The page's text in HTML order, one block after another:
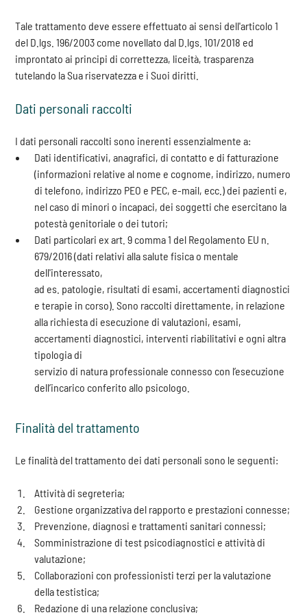
Tale trattamento deve essere effettuato ai sensi dell'articolo 1
del D.lgs. 196/2003 come novellato dal D.lgs. 101/2018 ed
improntato ai principi di correttezza, liceità, trasparenza
tutelando la Sua riservatezza e i Suoi diritti.
Dati personali raccolti
I dati personali raccolti sono inerenti essenzialmente a:
Dati identificativi, anagrafici, di contatto e di fatturazione
(informazioni relative al nome e cognome, indirizzo, numero
di telefono, indirizzo PEO e PEC, e-mail, ecc.) dei pazienti e,
nel caso di minori o incapaci, dei soggetti che esercitano la
potestà genitoriale o dei tutori;
Dati particolari ex art. 9 comma 1 del Regolamento EU n.
679/2016 (dati relativi alla salute fisica o mentale
dell'interessato,
ad es. patologie, risultati di esami, accertamenti diagnostici
e terapie in corso). Sono raccolti direttamente, in relazione
alla richiesta di esecuzione di valutazioni, esami,
accertamenti diagnostici, interventi riabilitativi e ogni altra
tipologia di
servizio di natura professionale connesso con l’esecuzione
dell’incarico conferito allo psicologo.
Finalità del trattamento
Le finalità del trattamento dei dati personali sono le seguenti:
Attività di segreteria;
Gestione organizzativa del rapporto e prestazioni connesse;
Prevenzione, diagnosi e trattamenti sanitari connessi;
Somministrazione di test psicodiagnostici e attività di
valutazione;
Collaborazioni con professionisti terzi per la valutazione
della testistica;
Redazione di una relazione conclusiva;